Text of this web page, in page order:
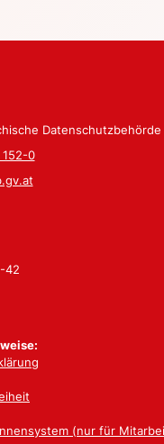
Datenschutzbehörde
152-0
42
(nur für